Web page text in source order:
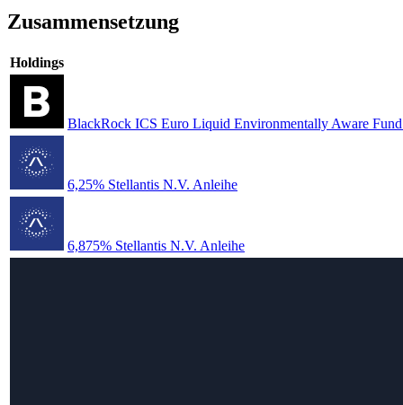
Zusammensetzung
Holdings
BlackRock ICS Euro Liquid Environmentally Aware
6,25% Stellantis N.V. Anleihe
6,875% Stellantis N.V. Anleihe